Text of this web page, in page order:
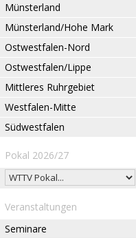
Münsterland
Münsterland/Hohe Mark
Ostwestfalen-Nord
Ostwestfalen/Lippe
Mittleres Ruhrgebiet
Westfalen-Mitte
Südwestfalen
Pokal 2026/27
Veranstaltungen
Seminare